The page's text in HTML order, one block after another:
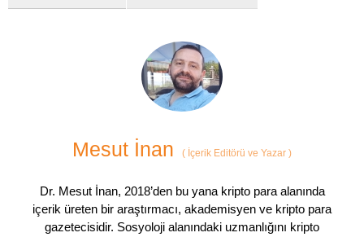
Mesut İnan ( İçerik Editörü ve Yazar )
Dr. Mesut İnan, 2018’den bu yana kripto para alanında
içerik üreten bir araştırmacı, akademisyen ve kripto para
gazetecisidir. Sosyoloji alanındaki uzmanlığını kripto